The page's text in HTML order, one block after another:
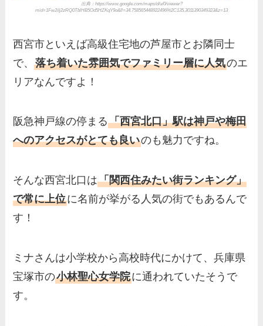
出典：https://www.google.com/maps/d/u/0/viewer?
mid=1Fw2iIj2zRQ0TblHB5Od5HZKqY9o&ll=34.758565448922496%2C135.3011390349323&z=13
西宮市といえば高級住宅地の芦屋市とお隣同士
で、落ち着いた雰囲気でファミリー層に人気のエ
リアなんですよ！
阪急神戸線の停まる「西宮北口」駅は神戸や梅田
へのアクセスがとても良いのも魅力ですね。
そんな西宮北口は「関西住みたい街ランキング」
で常に上位に名前が挙がる人気の街でもあるんで
す！
ミナさんは小学校から高校時代にかけて、兵庫県
宝塚市の小林聖心女学院に通われていたそうで
す。